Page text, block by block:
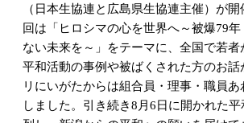
（日本生協連と広島県生協連主催）が
回は「ヒロシマの心を世界へ～被爆79
ない未来を～」をテーマに、全国で若者
平和活動の事例や被ばくされた方のお
リにいがたからは組合員・理事・職員
しました。引き続き8月6日に開かれた